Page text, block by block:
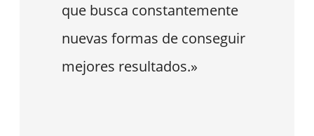
que busca constantemente
nuevas formas de conseguir
mejores resultados.»